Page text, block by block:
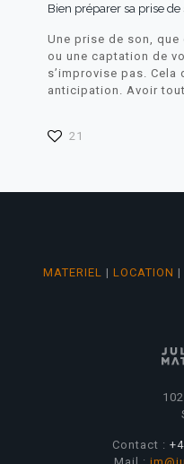
Bien préparer sa prise de
Une prise de son,
ou une captation de
s’improvise pas. Cela
anticipation. Avoir
21
MATERIEL | LOCATION |
Contact :